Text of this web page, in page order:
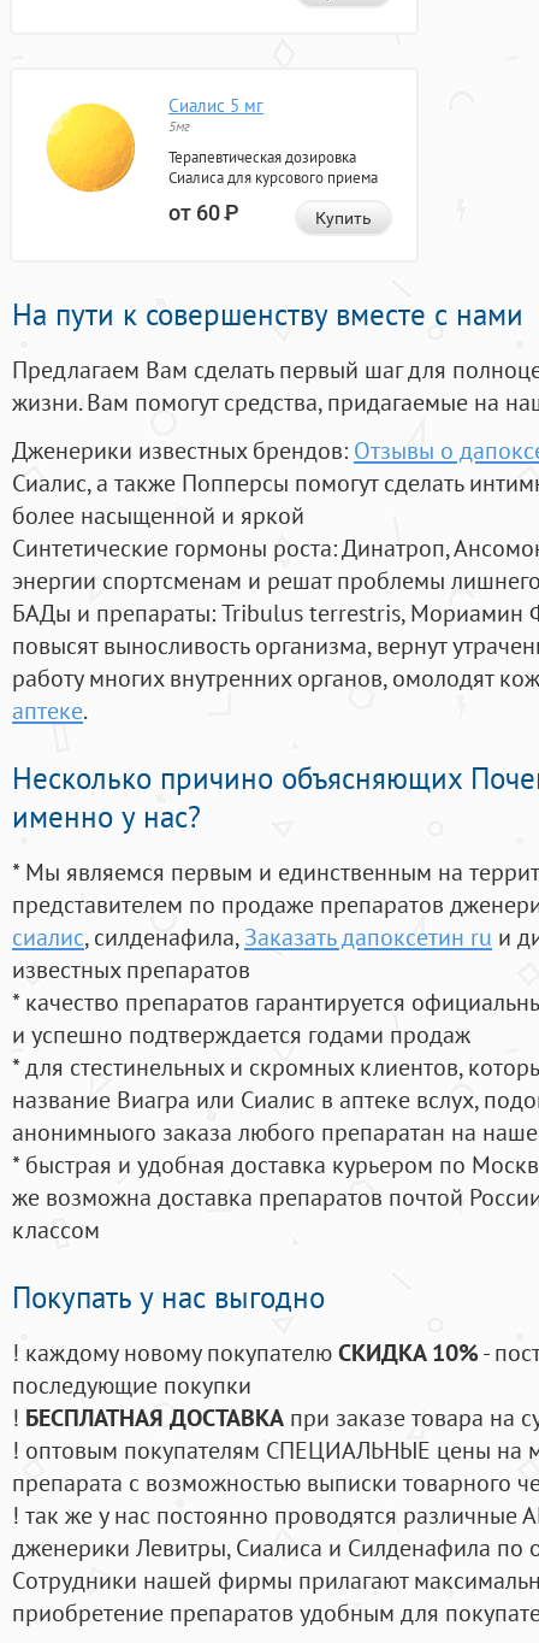
Сиалис 5 мг
5мг
Терапевтическая дозировка
Сиалиса для курсового приема
от 60Р Купить
На пути к совершенству вместе с нами
Предлагаем Вам сделать первый шаг для
жизни. Вам помогут средства, придагаемые на
Дженерики известных брендов: Отзывы о
Сиалис, а также Попперсы помогут сделать
более насыщенной и яркой
Синтетические гормоны роста: Динатроп,
энергии спортсменам и решат проблемы
БАДы и препараты:Tribulus terrestris, Мориамин
повысят выносливость организма, вернут
работу многих внутренних органов, омолодят
аптеке.
Несколько причино объясняющих
именно у нас?
* Мы являемся первым и единственным на
представителем по продаже препаратов
сиалис, силденафила, Заказать дапоксетин ru и
известных препаратов
* качество препаратов гарантируется
и успешно подтверждается годами продаж
* для стестинельных и скромных клиентов,
название Виагра или Сиалис в аптеке вслух,
анонимныого заказа любого препаратан на
* быстрая и удобная доставка курьером по
же возможна доставка препаратов почтой
классом
Покупать у нас выгодно
! каждому новому покупателюСКИДКА 10%-
последующие покупки
! БЕСПЛАТНАЯ ДОСТАВКА при заказе товара на
! оптовым покупателям СПЕЦИАЛЬНЫЕ цены на
препарата с возможностью выписки товарного
! так же у нас постоянно проводятся
дженерики Левитры, Сиалиса и Силденафила по
Cотрудники нашей фирмы прилагают
приобретение препаратов удобным для